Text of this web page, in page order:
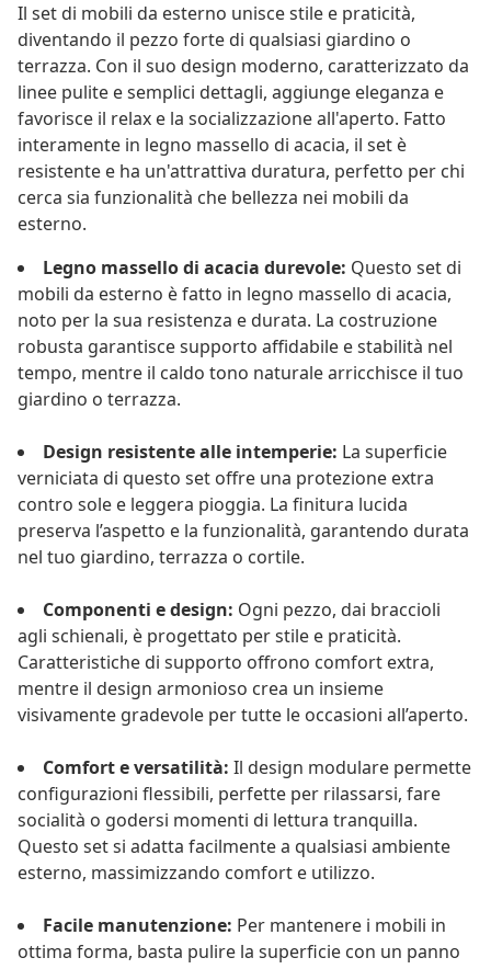
Il set di mobili da esterno unisce stile e praticità,
diventando il pezzo forte di qualsiasi giardino o
terrazza. Con il suo design moderno, caratterizzato da
linee pulite e semplici dettagli, aggiunge eleganza e
favorisce il relax e la socializzazione all'aperto. Fatto
interamente in legno massello di acacia, il set è
resistente e ha un'attrattiva duratura, perfetto per chi
cerca sia funzionalità che bellezza nei mobili da
esterno.
Legno massello di acacia durevole: Questo set di
mobili da esterno è fatto in legno massello di acacia,
noto per la sua resistenza e durata. La costruzione
robusta garantisce supporto affidabile e stabilità nel
tempo, mentre il caldo tono naturale arricchisce il tuo
giardino o terrazza.
Design resistente alle intemperie: La superficie
verniciata di questo set offre una protezione extra
contro sole e leggera pioggia. La finitura lucida
preserva l’aspetto e la funzionalità, garantendo durata
nel tuo giardino, terrazza o cortile.
Componenti e design: Ogni pezzo, dai braccioli
agli schienali, è progettato per stile e praticità.
Caratteristiche di supporto offrono comfort extra,
mentre il design armonioso crea un insieme
visivamente gradevole per tutte le occasioni all’aperto.
Comfort e versatilità: Il design modulare permette
configurazioni flessibili, perfette per rilassarsi, fare
socialità o godersi momenti di lettura tranquilla.
Questo set si adatta facilmente a qualsiasi ambiente
esterno, massimizzando comfort e utilizzo.
Facile manutenzione: Per mantenere i mobili in
ottima forma, basta pulire la superficie con un panno